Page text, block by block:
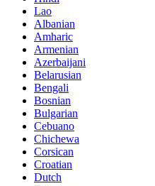
Lao
Albanian
Amharic
Armenian
Azerbaijani
Belarusian
Bengali
Bosnian
Bulgarian
Cebuano
Chichewa
Corsican
Croatian
Dutch